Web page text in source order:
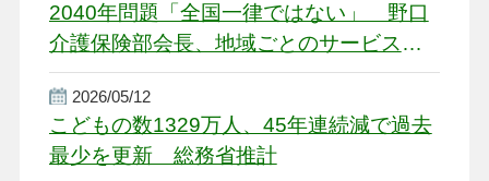
2040年問題「全国一律ではない」 野口
介護保険部会長、地域ごとのサービス基
盤整備を促す
2026/05/12
こどもの数1329万人、45年連続減で過去
最少を更新 総務省推計